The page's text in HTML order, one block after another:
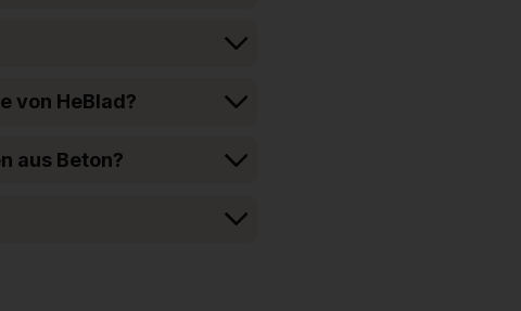
von HeBlad?
aus Beton?